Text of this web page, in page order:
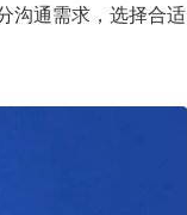
沟通需求，选择合适